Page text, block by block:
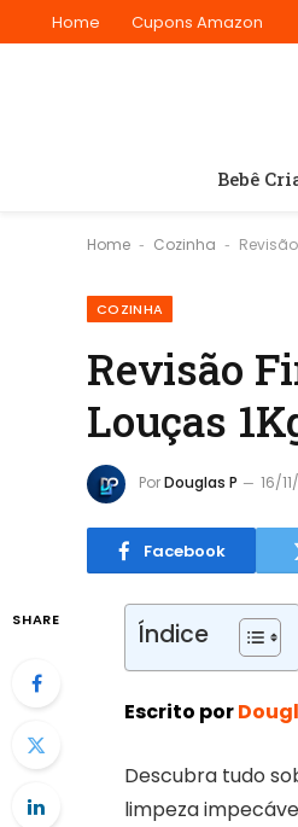
Home Cupons Amazon
Bebê
Home - Cozinha -
COZINHA
Revisão
Louças
PorDouglas P 16/
Facebook
SHARE Índice
Escrito por
Descubra tudo
limpeza